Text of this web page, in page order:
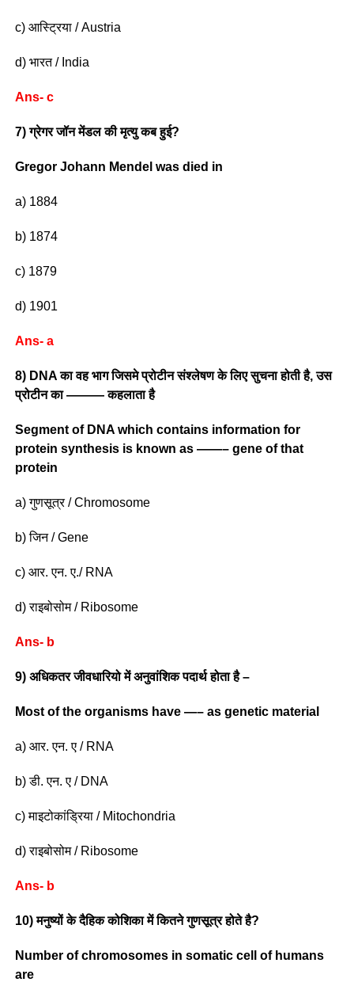
c) आस्ट्रिया / Austria
d) भारत / India
Ans- c
7) ग्रेगर जॉन मेंडल की मृत्यु कब हुई?
Gregor Johann Mendel was died in
a) 1884
b) 1874
c) 1879
d) 1901
Ans- a
8) DNA का वह भाग जिसमे प्रोटीन संश्लेषण के लिए सुचना होती है, उस
प्रोटीन का ——— कहलाता है
Segment of DNA which contains information for
protein synthesis is known as ——– gene of that
protein
a) गुणसूत्र / Chromosome
b) जिन / Gene
c) आर. एन. ए./ RNA
d) राइबोसोम / Ribosome
Ans- b
9) अधिकतर जीवधारियो में अनुवांशिक पदार्थ होता है –
Most of the organisms have —– as genetic material
a) आर. एन. ए / RNA
b) डी. एन. ए / DNA
c) माइटोकांड्रिया / Mitochondria
d) राइबोसोम / Ribosome
Ans- b
10) मनुष्यों के दैहिक कोशिका में कितने गुणसूत्र होते है?
Number of chromosomes in somatic cell of humans
are